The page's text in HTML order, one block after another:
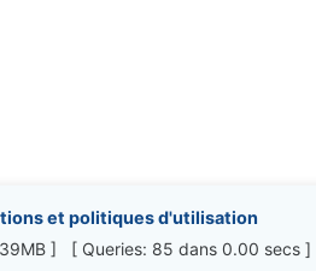
et politiques d'utilisation
] [ Queries: 85 dans 0.00 secs ]